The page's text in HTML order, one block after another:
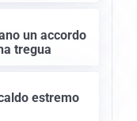
un accordo
tregua
estremo